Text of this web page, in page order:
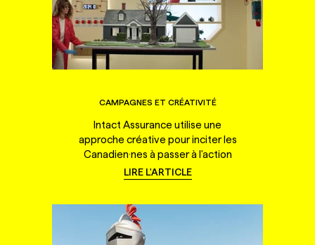
CAMPAGNES ET CRÉATIVITÉ
Intact Assurance utilise une
approche créative pour inciter les
Canadien·nes à passer à l'action
LIRE L'ARTICLE